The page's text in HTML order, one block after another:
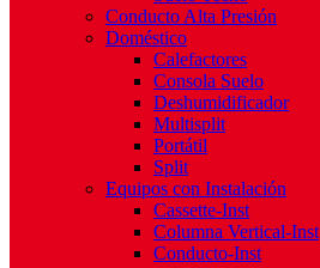
Conducto Alta Presión
Doméstico
Calefactores
Consola Suelo
Deshumidificador
Multisplit
Portátil
Split
Equipos con Instalación
Cassette-Inst
Columna Vertical-Inst
Conducto-Inst